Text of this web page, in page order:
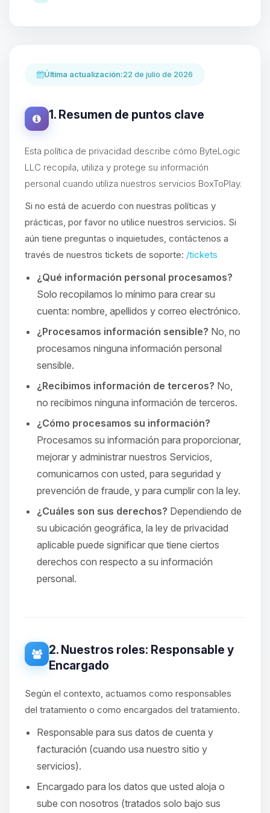
Última actualización:22 de julio de 2026
1. Resumen de puntos clave
Esta política de privacidad describe cómo ByteLogic
LLC recopila, utiliza y protege su información
personal cuando utiliza nuestros servicios BoxToPlay.
Si no está de acuerdo con nuestras políticas y
prácticas, por favor no utilice nuestros servicios. Si
aún tiene preguntas o inquietudes, contáctenos a
través de nuestros tickets de soporte: /tickets
¿Qué información personal procesamos?
Solo recopilamos lo mínimo para crear su
cuenta: nombre, apellidos y correo electrónico.
¿Procesamos información sensible? No, no
procesamos ninguna información personal
sensible.
¿Recibimos información de terceros? No,
no recibimos ninguna información de terceros.
¿Cómo procesamos su información?
Procesamos su información para proporcionar,
mejorar y administrar nuestros Servicios,
comunicarnos con usted, para seguridad y
prevención de fraude, y para cumplir con la ley.
¿Cuáles son sus derechos? Dependiendo de
su ubicación geográfica, la ley de privacidad
aplicable puede significar que tiene ciertos
derechos con respecto a su información
personal.
2. Nuestros roles: Responsable y
Encargado
Según el contexto, actuamos como responsables
del tratamiento o como encargados del tratamiento.
Responsable para sus datos de cuenta y
facturación (cuando usa nuestro sitio y
servicios).
Encargado para los datos que usted aloja o
sube con nosotros (tratados solo bajo sus